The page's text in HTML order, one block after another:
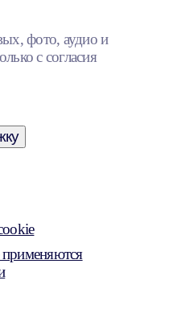
фото, аудио и
с согласия